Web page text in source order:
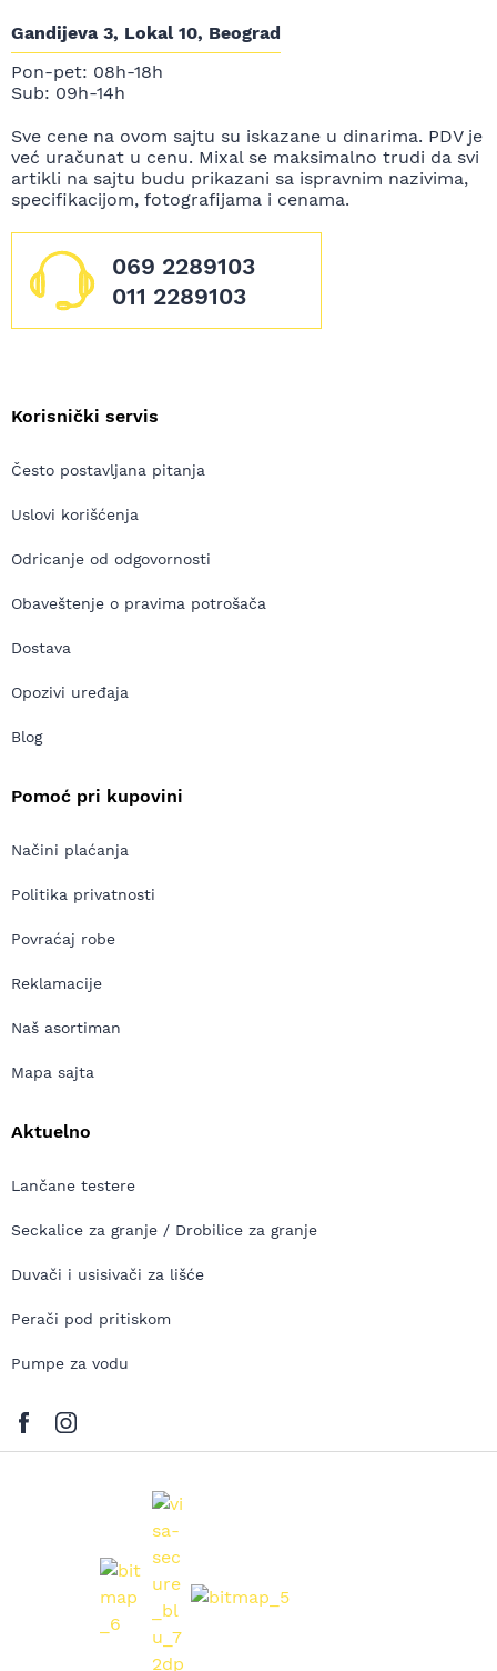
Gandijeva 3, Lokal 10, Beograd
Pon-pet: 08h-18h
Sub: 09h-14h
Sve cene na ovom sajtu su iskazane u dinarima. PDV je
već uračunat u cenu. Mixal se maksimalno trudi da svi
artikli na sajtu budu prikazani sa ispravnim nazivima,
specifikacijom, fotografijama i cenama.
069 2289103
011 2289103
Korisnički servis
Često postavljana pitanja
Uslovi korišćenja
Odricanje od odgovornosti
Obaveštenje o pravima potrošača
Dostava
Opozivi uređaja
Blog
Pomoć pri kupovini
Načini plaćanja
Politika privatnosti
Povraćaj robe
Reklamacije
Naš asortiman
Mapa sajta
Aktuelno
Lančane testere
Seckalice za granje / Drobilice za granje
Duvači i usisivači za lišće
Perači pod pritiskom
Pumpe za vodu